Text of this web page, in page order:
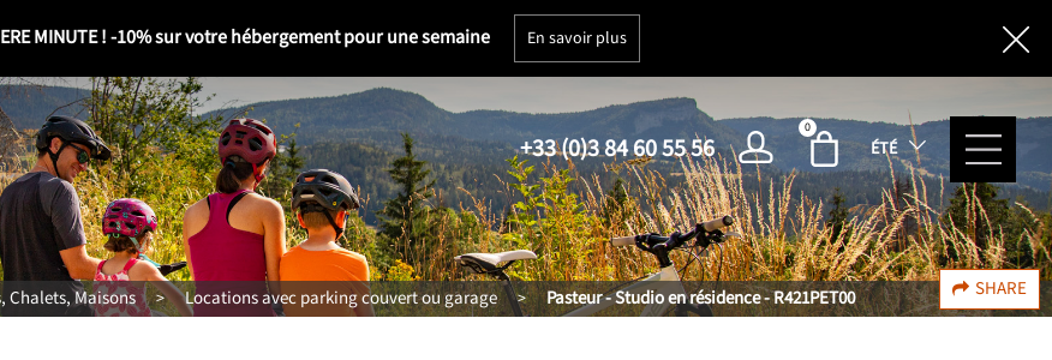
MINUTE ! -10% sur votre hébergement pour une semaine En savoir plus
+33 (0)3 84 60 55 56
0
ÉTÉ
Chalets, Maisons > Locations avec parking couvert ou garage > Pasteur - Studio en résidence - R421PET00 SHARE